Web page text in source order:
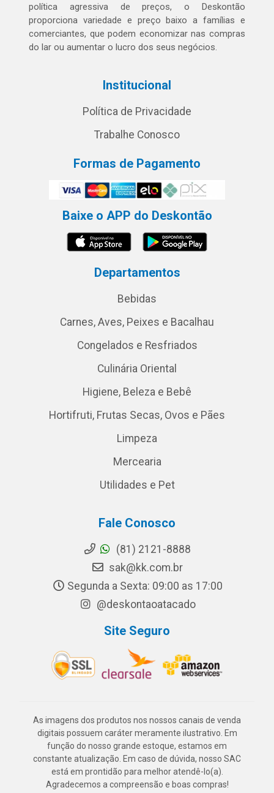
política agressiva de preços, o Deskontão
proporciona variedade e preço baixo a famílias e
comerciantes, que podem economizar nas compras
do lar ou aumentar o lucro dos seus negócios.
Institucional
Política de Privacidade
Trabalhe Conosco
Formas de Pagamento
Baixe o APP do Deskontão
Departamentos
Bebidas
Carnes, Aves, Peixes e Bacalhau
Congelados e Resfriados
Culinária Oriental
Higiene, Beleza e Bebê
Hortifruti, Frutas Secas, Ovos e Pães
Limpeza
Mercearia
Utilidades e Pet
Fale Conosco
(81) 2121-8888
sak@kk.com.br
Segunda a Sexta: 09:00 as 17:00
@deskontaoatacado
Site Seguro
As imagens dos produtos nos nossos canais de venda
digitais possuem caráter meramente ilustrativo. Em
função do nosso grande estoque, estamos em
constante atualização. Em caso de dúvida, nosso SAC
está em prontidão para melhor atendê-lo(a).
Agradecemos a compreensão e boas compras!